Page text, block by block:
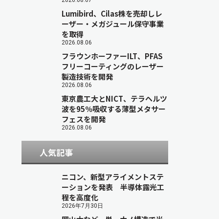
Lumibird、Cilas株を売却しレ
ーザー・メガジュール保守事業
を取得
2026.08.06
フラウンホーファーILT、PFAS
フリーコーティングのレーザー
製造技術を開発
2026.08.06
東京農工大とNICT、テラヘルツ
波を95％吸収する薄型メタサー
フェスを開発
2026.08.06
人気記事
ニコン、新型アライメントステ
ーションを発表 半導体露光工
程を高度化
2026年7月30日